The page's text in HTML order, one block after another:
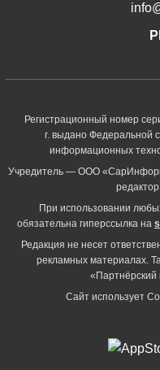
Регистрационный номер
г. выдано Федеральной
информационных
Учредитель — ООО
При использовании
обязательна гиперссылка на
Редакция не несет
рекламных материалах.
Сайт использует